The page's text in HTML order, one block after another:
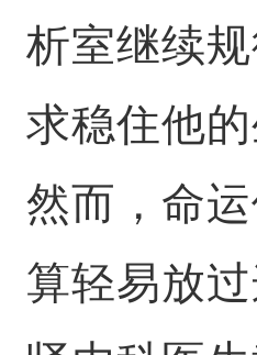
析室继续
求稳住他的
然而，命
算轻易放过